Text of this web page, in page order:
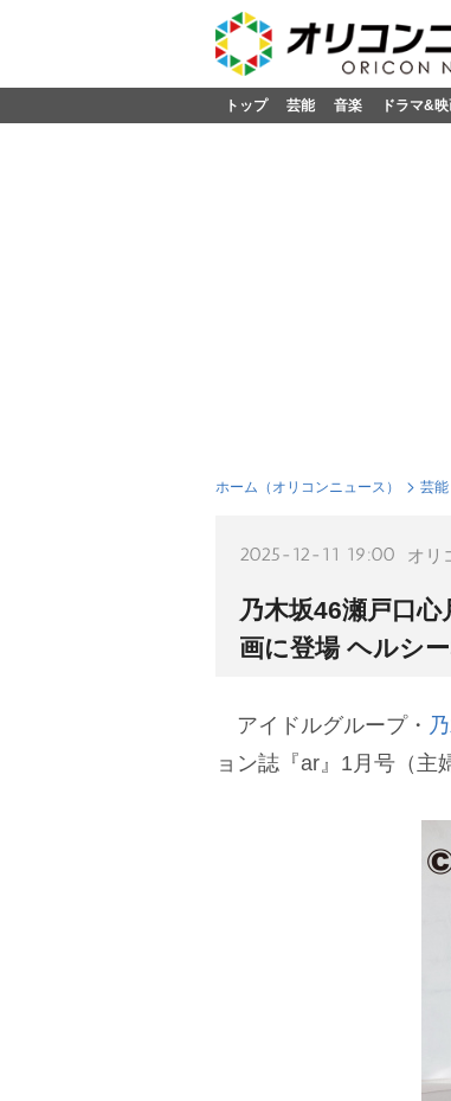
トップ 芸能 音楽 ドラマ&
ホーム（オリコンニュース） 芸能
2025-12-11 19:00 オリ
乃木坂46瀬戸口
画に登場 ヘルシ
アイドルグループ・
ョン誌『ar』1月号（主